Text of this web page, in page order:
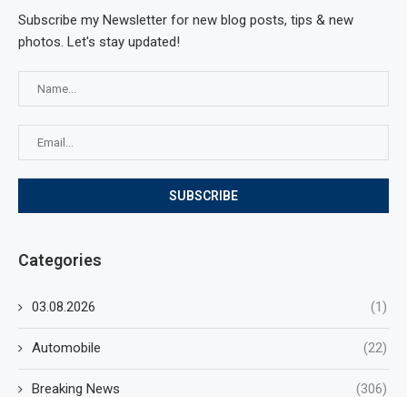
Subscribe my Newsletter for new blog posts, tips & new
photos. Let's stay updated!
Categories
03.08.2026 (1)
Automobile (22)
Breaking News (306)